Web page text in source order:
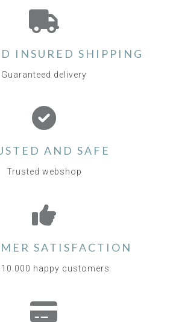
INSURED SHIPPING
Guaranteed delivery
AND SAFE
Trusted webshop
SATISFACTION
10.000 happy customers